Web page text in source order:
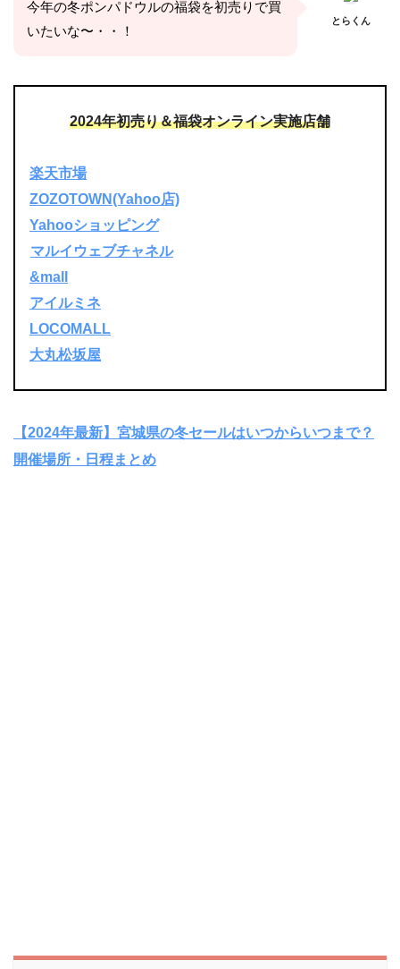
今年の冬ポンパドウルの福袋を初売りで買
いたいな〜・・！
とらくん
2024年初売り＆福袋オンライン実施店舗
楽天市場
ZOZOTOWN(Yahoo店)
Yahooショッピング
マルイウェブチャネル
&mall
アイルミネ
LOCOMALL
大丸松坂屋
【2024年最新】宮城県の冬セールはいつからいつまで？
開催場所・日程まとめ